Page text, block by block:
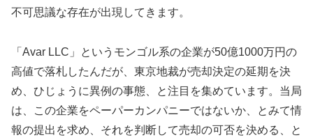
不可思議な存在が出現してきます。
「Avar LLC」というモンゴル系の企業が50億1000万円の
高値で落札したんだが、東京地裁が売却決定の延期を決
め、ひじょうに異例の事態、と注目を集めています。当局
は、この企業をペーパーカンパニーではないか、とみて情
報の提出を求め、それを判断して売却の可否を決める、と